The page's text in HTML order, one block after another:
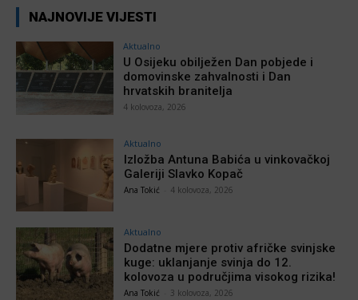
NAJNOVIJE VIJESTI
Aktualno
U Osijeku obilježen Dan pobjede i
domovinske zahvalnosti i Dan
hrvatskih branitelja
4 kolovoza, 2026
Aktualno
Izložba Antuna Babića u vinkovačkoj
Galeriji Slavko Kopač
Ana Tokić 4 kolovoza, 2026
Aktualno
Dodatne mjere protiv afričke svinjske
kuge: uklanjanje svinja do 12.
kolovoza u područjima visokog rizika!
Ana Tokić 3 kolovoza, 2026